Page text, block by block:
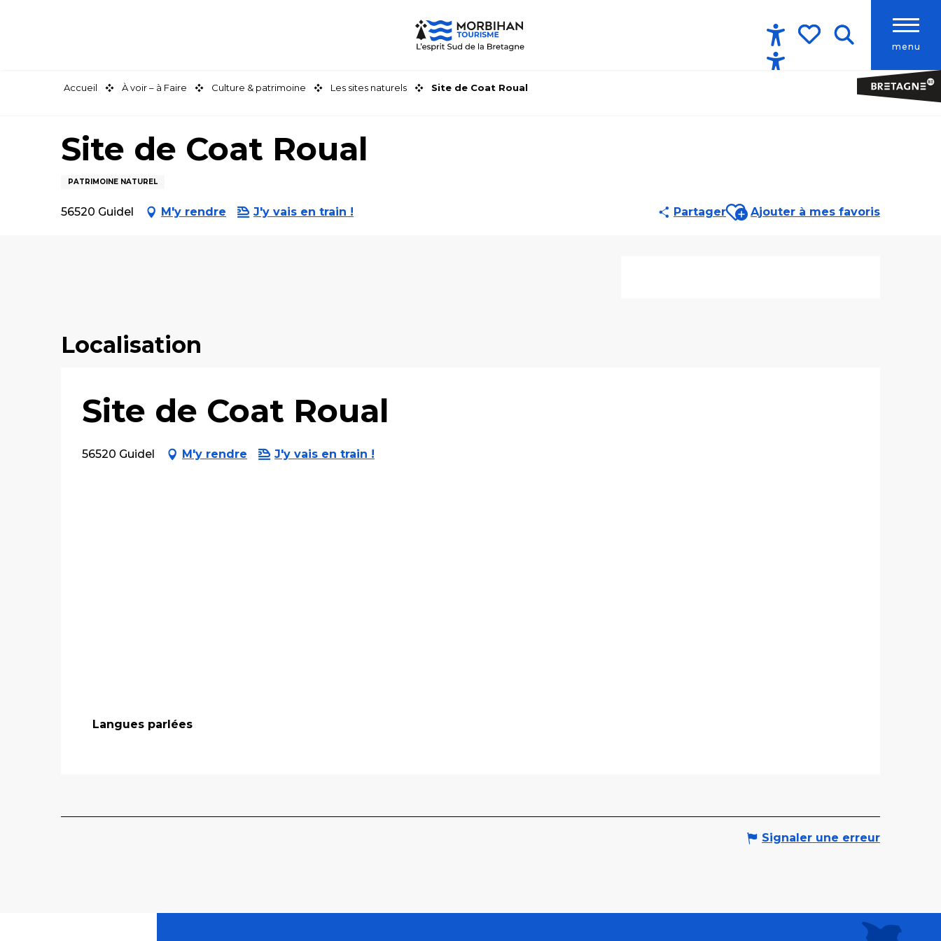
menu
Accessibilité
Accueil À voir – à Faire Culture & patrimoine Les sites naturels Site de Coat Roual
Site de Coat Roual
PATRIMOINE NATUREL
56520 Guidel M'y rendre J'y vais en train ! PartagerAjouter aux favoris
Ajouter à mes favoris
Localisation
Site de Coat Roual
56520 Guidel M'y rendre J'y vais en train !
Langues parlées
Langues parlées
Signaler une erreur